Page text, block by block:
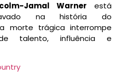
Jamal Warner está
na história do
morte trágica interrompe
talento, influência e